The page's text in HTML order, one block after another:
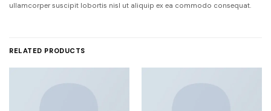
ullamcorper suscipit lobortis nisl ut aliquip ex ea commodo consequat.
RELATED PRODUCTS